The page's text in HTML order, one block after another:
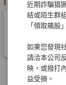
近期詐騙猖
結或陌生群
「領取飆股
如果您發現
請洽本公司
映，或撥打
益受損。